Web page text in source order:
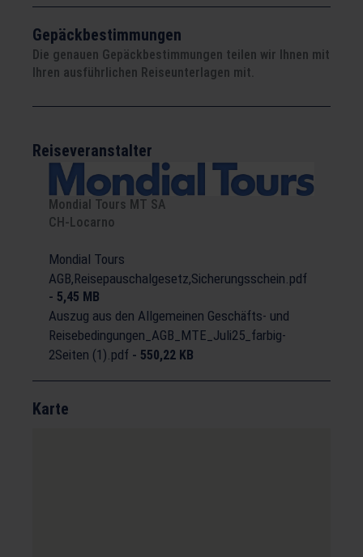
Gepäckbestimmungen
Die genauen Gepäckbestimmungen teilen wir Ihnen mit
Ihren ausführlichen Reiseunterlagen mit.
Reiseveranstalter
Mondial Tours MT SA
CH-Locarno
Mondial Tours
AGB,Reisepauschalgesetz,Sicherungsschein.pdf
- 5,45 MB
Auszug aus den Allgemeinen Geschäfts- und
Reisebedingungen_AGB_MTE_Juli25_farbig-
2Seiten (1).pdf - 550,22 KB
Karte